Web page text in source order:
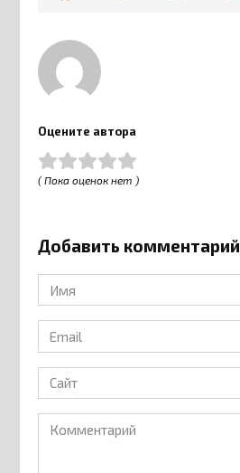
Оцените автора
( Пока оценок нет )
Добавить комментарий
Имя
*
Email
*
Сайт
Комментарий